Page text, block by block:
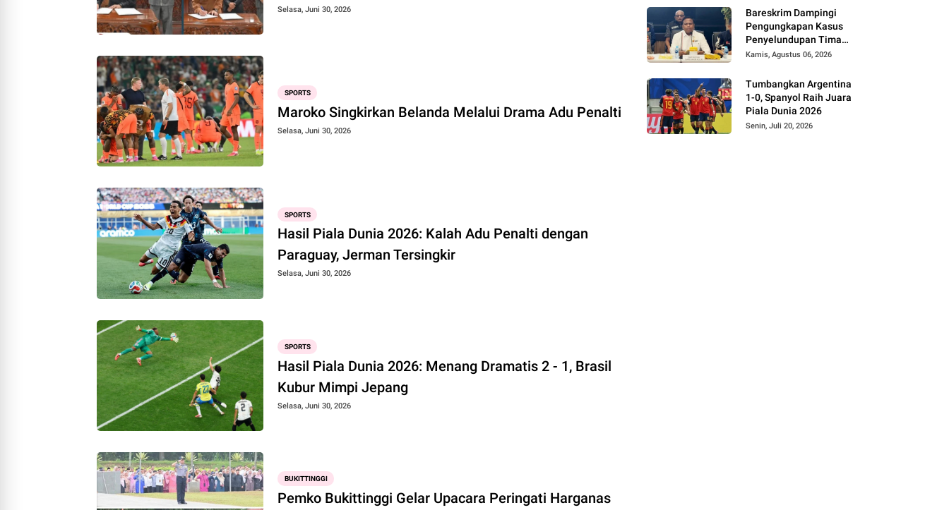
Selasa, Juni 30, 2026
SPORTS
Maroko Singkirkan Belanda Melalui Drama Adu Penalti
Selasa, Juni 30, 2026
SPORTS
Hasil Piala Dunia 2026: Kalah Adu Penalti dengan
Paraguay, Jerman Tersingkir
Selasa, Juni 30, 2026
SPORTS
Hasil Piala Dunia 2026: Menang Dramatis 2 - 1, Brasil
Kubur Mimpi Jepang
Selasa, Juni 30, 2026
BUKITTINGGI
Pemko Bukittinggi Gelar Upacara Peringati Harganas
Bareskrim Dampingi
Pengungkapan Kasus
Penyelundupan Timah
dari Babel ke Malaysia
Kamis, Agustus 06, 2026
Tumbangkan Argentina
1-0, Spanyol Raih Juara
Piala Dunia 2026
Senin, Juli 20, 2026